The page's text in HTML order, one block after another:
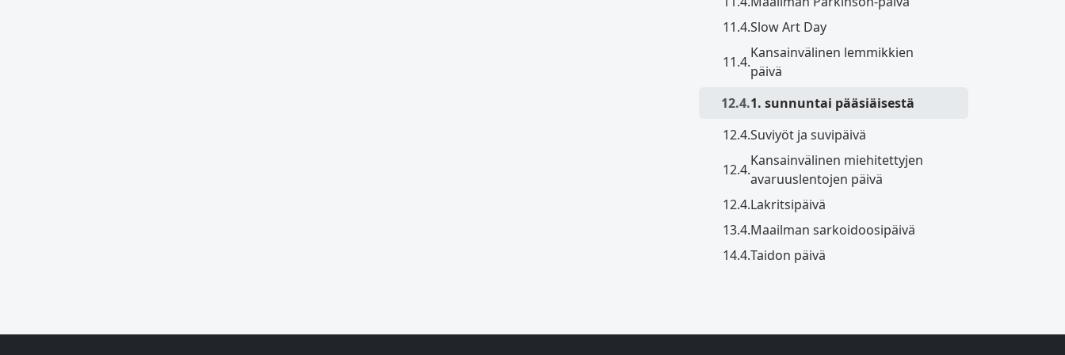
11.4.Slow Art Day
11.4.
Kansainvälinen lemmikkien
päivä
12.4.1. sunnuntai pääsiäisestä
12.4.Suviyöt ja suvipäivä
12.4.
Kansainvälinen miehitettyjen
avaruuslentojen päivä
12.4.Lakritsipäivä
13.4.Maailman sarkoidoosipäivä
14.4.Taidon päivä